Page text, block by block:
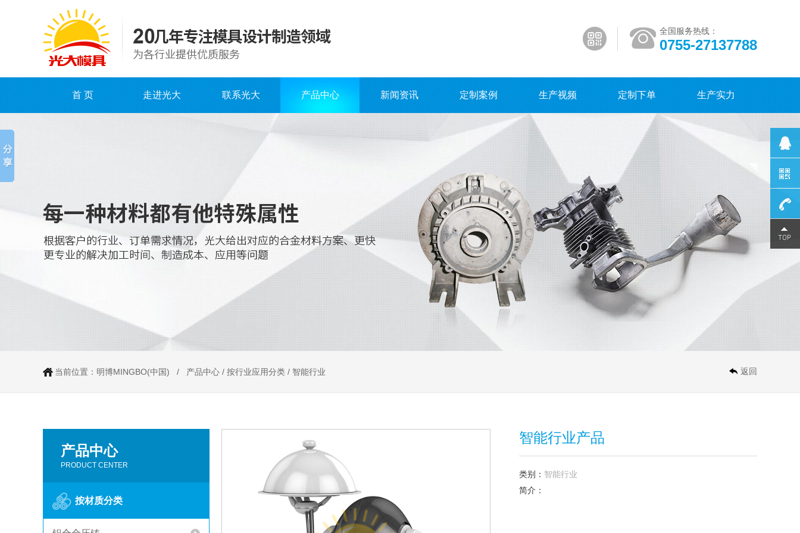
全国服务热线：
0755-27137788
首 页 走进光大 联系光大 产品中心 新闻资讯 定制案例 生产视频 定制下单 生产实力
返回
当前位置： 明博MINGBO(中国) / 产品中心 / 按行业应用分类 / 智能行业
产品中心
PRODUCT CENTER
按材质分类
智能行业产品
类别： 智能行业
简介：
0755-